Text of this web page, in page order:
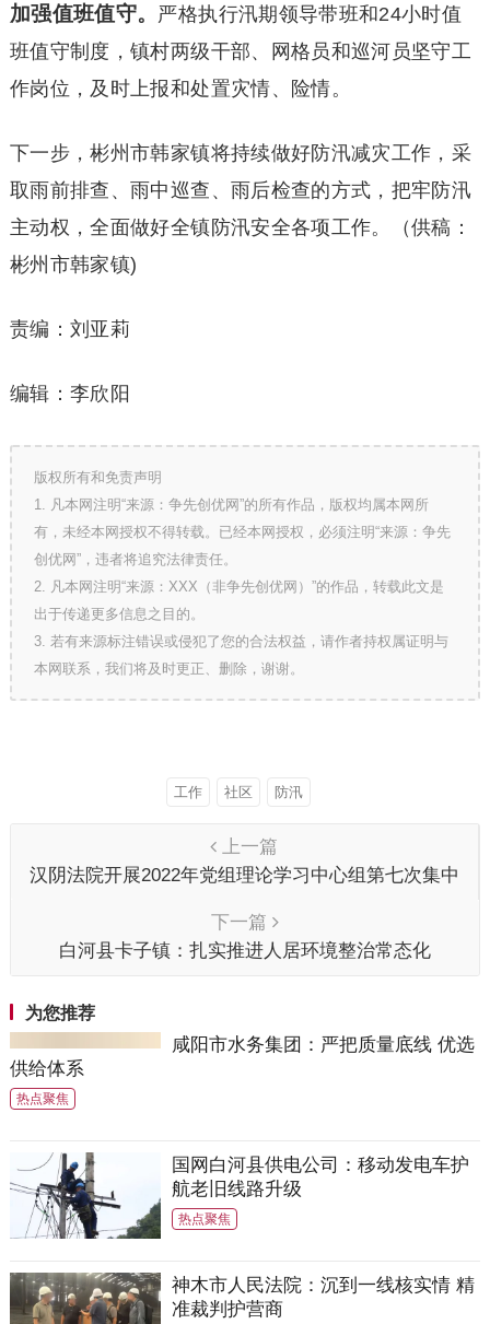
加强值班值守。 严格执行汛期领导带班和24小时值
班值守制度，镇村两级干部、网格员和巡河员坚守工
作岗位，及时上报和处置灾情、险情。
下一步，彬州市韩家镇将持续做好防汛减灾工作，采
取雨前排查、雨中巡查、雨后检查的方式，把牢防汛
主动权，全面做好全镇防汛安全各项工作。（供稿：
彬州市韩家镇)
责编：刘亚莉
编辑：李欣阳
版权所有和免责声明
1. 凡本网注明“来源：争先创优网”的所有作品，版权均属本网所
有，未经本网授权不得转载。已经本网授权，必须注明“来源：争先
创优网”，违者将追究法律责任。
2. 凡本网注明“来源：XXX（非争先创优网）”的作品，转载此文是
出于传递更多信息之目的。
3. 若有来源标注错误或侵犯了您的合法权益，请作者持权属证明与
本网联系，我们将及时更正、删除，谢谢。
工作 社区 防汛
上一篇
汉阴法院开展2022年党组理论学习中心组第七次集中
下一篇
白河县卡子镇：扎实推进人居环境整治常态化
为您推荐
咸阳市水务集团：严把质量底线 优选
供给体系
热点聚焦
国网白河县供电公司：移动发电车护
航老旧线路升级
热点聚焦
神木市人民法院：沉到一线核实情 精
准裁判护营商